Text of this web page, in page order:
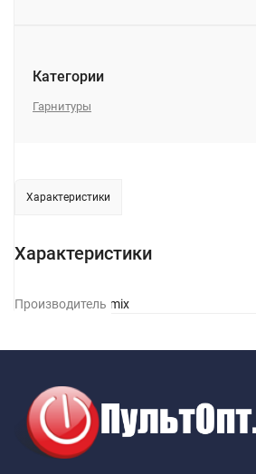
Категории
Гарнитуры
Характеристики
Характеристики
ПроизводительRitmix